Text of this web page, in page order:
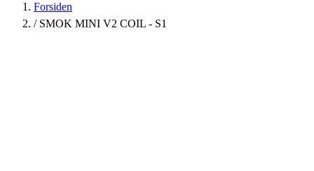
Forsiden
/ SMOK MINI V2 COIL - S1